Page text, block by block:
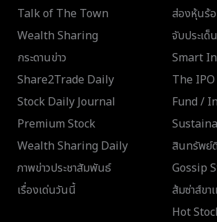
Talk of The Town
Wealth Sharing
กระดานข่าว
Share2Trade Daily
Stock Daily Journal
Premium Stock
Wealth Sharing Daily
ภาพข่าวประชาสัมพันธ์
เรื่องเด่นวันนี้
ส่องหุ้นร้
จับประเด็
Smart
The IPO
Fund /
สินทรัพย์
Gossip
ส้มซ่าส์ขา
Hot